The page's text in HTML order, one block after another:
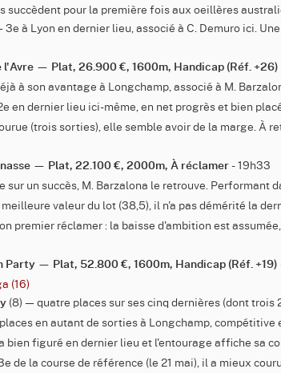
succèdent pour la première fois aux oeillères
3e à Lyon en dernier lieu, associé à C. Demuro ici.
l'Avre — Plat, 26.900 €, 1600m, Handicap (Réf. +26)
à son avantage à Longchamp, associé à M.
en dernier lieu ici-même, en net progrès et bien
(trois sorties), elle semble avoir de la marge. À
— Plat, 22.100 €, 2000m, À réclamer - 19h33
sur un succès, M. Barzalona le retrouve. Performant
valeur du lot (38,5), il n'a pas démérité la
premier réclamer : la baisse d'ambition est
Party — Plat, 52.800 €, 1600m, Handicap (Réf. +19)
(16)
(8) — quatre places sur ses cinq dernières (dont trois
en autant de sorties à Longchamp, compétitive
bien figuré en dernier lieu et l'entourage affiche sa
de la course de référence (le 21 mai), il a mieux